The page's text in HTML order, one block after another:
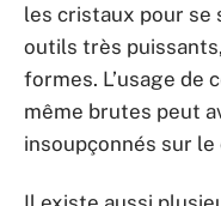
les cristaux pour se
outils très
formes. L’usage de
même brutes peut
insoupçonnés sur le